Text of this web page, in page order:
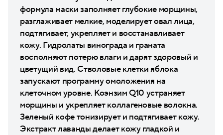
формула маски заполняет глубокие морщины,
разглаживает мелкие, моделирует овал лица,
подтягивает, укрепляет и восстанавливает
кожу. Гидролаты винограда и граната
восполняют потерю влаги и дарят здоровый и
цветущий вид. Стволовые клетки яблока
запускают программу омоложения на
клеточном уровне. Коэнзим Q10 устраняет
морщины и укрепляет коллагеновые волокна.
Зеленый кофе тонизирует и подтягивает кожу.
Экстракт лаванды делает кожу гладкой и